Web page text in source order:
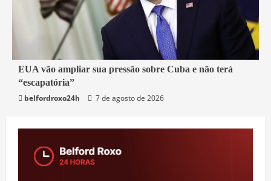
3 min read
Mundo
EUA vão ampliar sua pressão sobre Cuba e não terá
“escapatória”
belfordroxo24h
7 de agosto de 2026